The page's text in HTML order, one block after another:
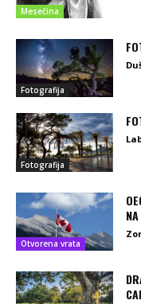
Mesečina
Fotografija
Fotografija
Otvorena vrata